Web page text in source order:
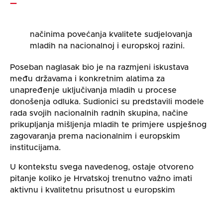
načinima povećanja kvalitete sudjelovanja
mladih na nacionalnoj i europskoj razini.
Poseban naglasak bio je na razmjeni iskustava
među državama i konkretnim alatima za
unapređenje uključivanja mladih u procese
donošenja odluka. Sudionici su predstavili modele
rada svojih nacionalnih radnih skupina, načine
prikupljanja mišljenja mladih te primjere uspješnog
zagovaranja prema nacionalnim i europskim
institucijama.
U kontekstu svega navedenog, ostaje otvoreno
pitanje koliko je Hrvatskoj trenutno važno imati
aktivnu i kvalitetnu prisutnost u europskim